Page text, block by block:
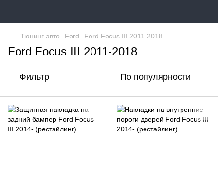
Тюнинг авто Ford Ford Focus III 2011-2018
Ford Focus III 2011-2018
Фильтр По популярности